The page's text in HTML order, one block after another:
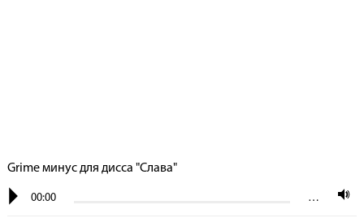
Grime минус для дисса "Слава"
00:00 …